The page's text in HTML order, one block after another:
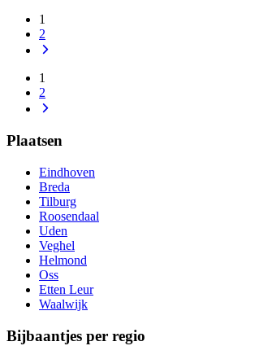
1
2
1
2
Plaatsen
Eindhoven
Breda
Tilburg
Roosendaal
Uden
Veghel
Helmond
Oss
Etten Leur
Waalwijk
Bijbaantjes per regio